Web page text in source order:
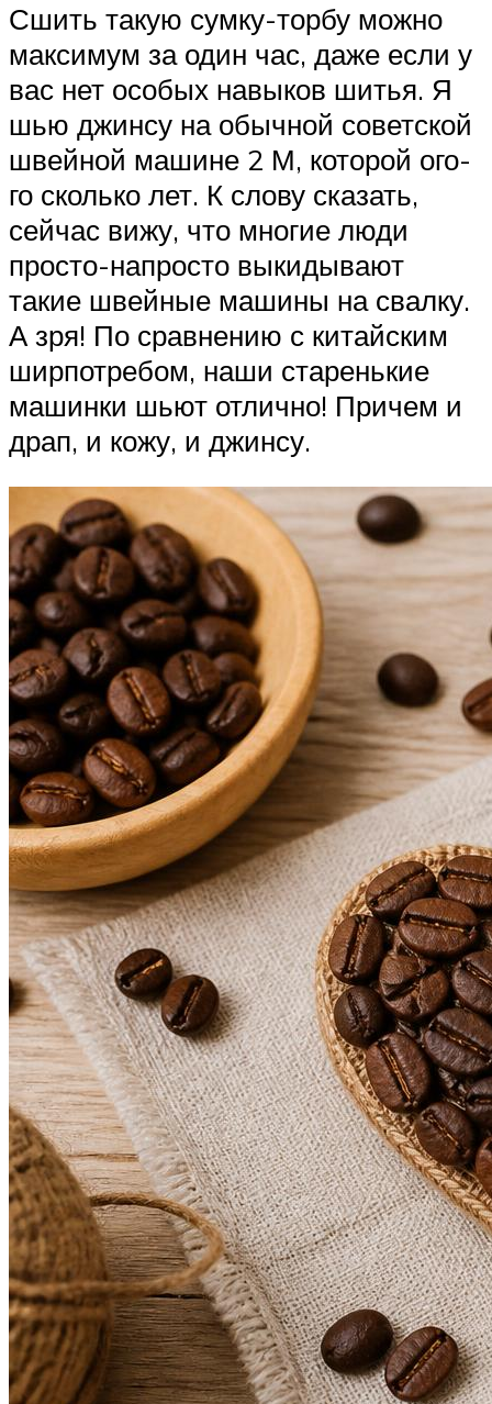
Сшить такую сумку-торбу можно
максимум за один час, даже если у
вас нет особых навыков шитья. Я
шью джинсу на обычной советской
швейной машине 2 М, которой ого-
го сколько лет. К слову сказать,
сейчас вижу, что многие люди
просто-напросто выкидывают
такие швейные машины на свалку.
А зря! По сравнению с китайским
ширпотребом, наши старенькие
машинки шьют отлично! Причем и
драп, и кожу, и джинсу.